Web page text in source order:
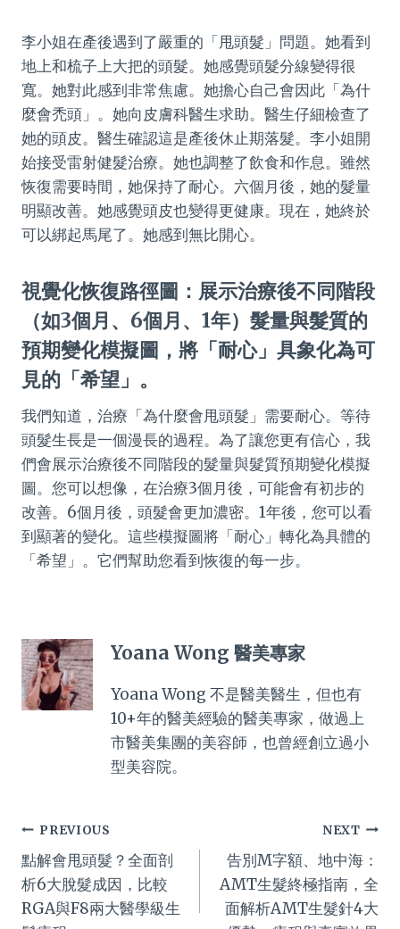
李小姐在產後遇到了嚴重的「甩頭髮」問題。她看到
地上和梳子上大把的頭髮。她感覺頭髮分線變得很
寬。她對此感到非常焦慮。她擔心自己會因此「為什
麼會禿頭」。她向皮膚科醫生求助。醫生仔細檢查了
她的頭皮。醫生確認這是產後休止期落髮。李小姐開
始接受雷射健髮治療。她也調整了飲食和作息。雖然
恢復需要時間，她保持了耐心。六個月後，她的髮量
明顯改善。她感覺頭皮也變得更健康。現在，她終於
可以綁起馬尾了。她感到無比開心。
視覺化恢復路徑圖：展示治療後不同階段
（如3個月、6個月、1年）髮量與髮質的
預期變化模擬圖，將「耐心」具象化為可
見的「希望」。
我們知道，治療「為什麼會甩頭髮」需要耐心。等待
頭髮生長是一個漫長的過程。為了讓您更有信心，我
們會展示治療後不同階段的髮量與髮質預期變化模擬
圖。您可以想像，在治療3個月後，可能會有初步的
改善。6個月後，頭髮會更加濃密。1年後，您可以看
到顯著的變化。這些模擬圖將「耐心」轉化為具體的
「希望」。它們幫助您看到恢復的每一步。
Yoana Wong 醫美專家
Yoana Wong 不是醫美醫生，但也有
10+年的醫美經驗的醫美專家，做過上
市醫美集團的美容師，也曾經創立過小
型美容院。
Post
navigation
PREVIOUS
點解會甩頭髮？全面剖
析6大脫髮成因，比較
RGA與F8兩大醫學級生
NEXT
告別M字額、地中海：
AMT生髮終極指南，全
面解析AMT生髮針4大